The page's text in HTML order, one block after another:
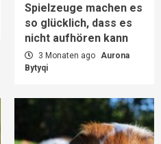
Spielzeuge machen es
so glücklich, dass es
nicht aufhören kann
3 Monaten ago Aurona
Bytyqi